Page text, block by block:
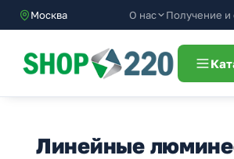
Москва О нас Получение и
Линейные